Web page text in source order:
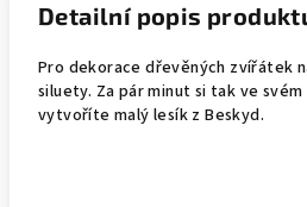
Detailní popis
Pro dekorace dřevěných zvířátek
siluety. Za pár minut si tak ve
vytvoříte malý lesík z Beskyd.